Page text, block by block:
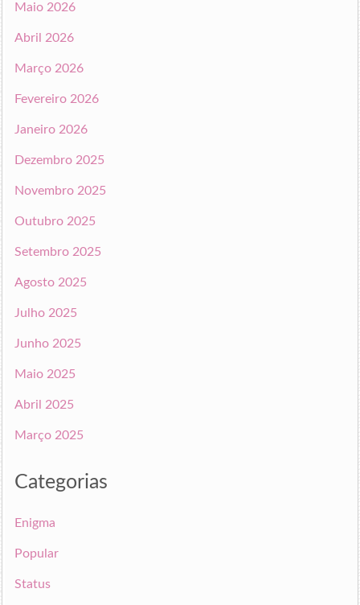
Maio 2026
Abril 2026
Março 2026
Fevereiro 2026
Janeiro 2026
Dezembro 2025
Novembro 2025
Outubro 2025
Setembro 2025
Agosto 2025
Julho 2025
Junho 2025
Maio 2025
Abril 2025
Março 2025
Categorias
Enigma
Popular
Status